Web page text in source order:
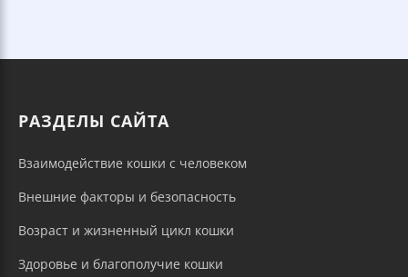
РАЗДЕЛЫ САЙТА
Взаимодействие кошки с человеком
Внешние факторы и безопасность
Возраст и жизненный цикл кошки
Здоровье и благополучие кошки